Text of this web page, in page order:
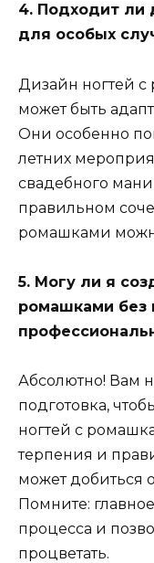
4. Подходит ли
для особых
Дизайн ногтей
может быть
Они особенно
летних
свадебного
правильном
ромашками
5. Могу ли я
ромашками без
Абсолютно! Вам
подготовка,
ногтей с
терпения и
может добиться
Помните:
процесса и
процветать.